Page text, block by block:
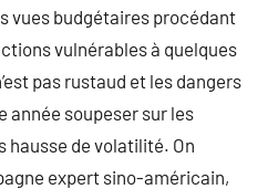
vues budgétaires procédant
vulnérables à quelques
pas rustaud et les dangers
année soupeser sur les
hausse de volatilité. On
expert sino-américain,